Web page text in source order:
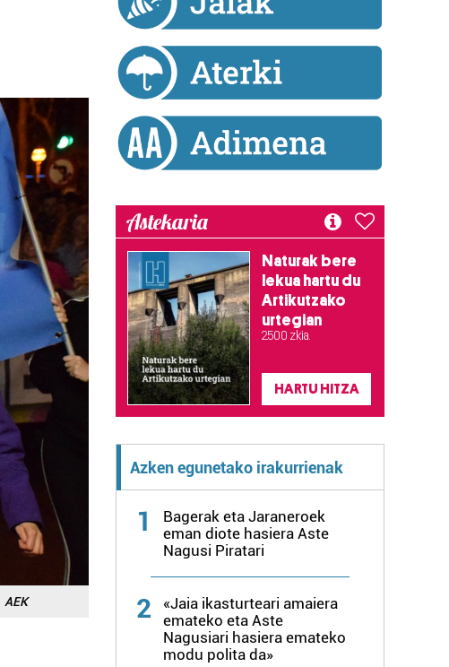
AEK
Astekaria
Naturak bere
lekua hartu du
Artikutzako
urtegian
2.500 zkia.
HARTU HITZA
Azken egunetako irakurrienak
1
Bagerak eta Jaraneroek
eman diote hasiera Aste
Nagusi Piratari
2
«Jaia ikasturteari amaiera
emateko eta Aste
Nagusiari hasiera emateko
modu polita da»